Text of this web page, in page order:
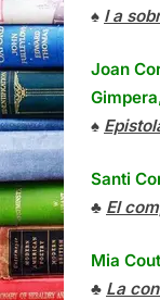
♠ I a
Joan
Gimpera,
♠
Santi
♣ El
Mia
♣ La